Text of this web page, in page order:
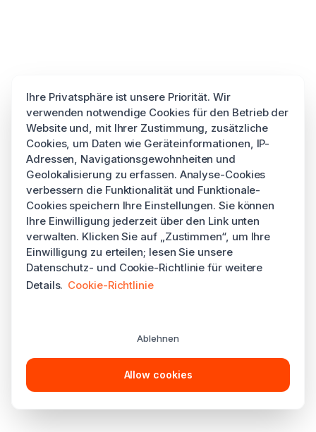
Ihre Privatsphäre ist unsere Priorität. Wir
verwenden notwendige Cookies für den Betrieb der
Website und, mit Ihrer Zustimmung, zusätzliche
Cookies, um Daten wie Geräteinformationen, IP-
Adressen, Navigationsgewohnheiten und
Geolokalisierung zu erfassen. Analyse-Cookies
verbessern die Funktionalität und Funktionale-
Cookies speichern Ihre Einstellungen. Sie können
Ihre Einwilligung jederzeit über den Link unten
verwalten. Klicken Sie auf „Zustimmen“, um Ihre
Einwilligung zu erteilen; lesen Sie unsere
Datenschutz- und Cookie-Richtlinie für weitere
Details. Cookie-Richtlinie
Ablehnen
Allow cookies